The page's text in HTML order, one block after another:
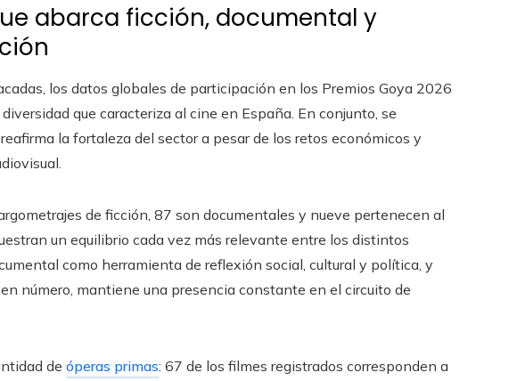
abarca ficción, documental y
los datos globales de participación en los Premios Goya 2026
que caracteriza al cine en España. En conjunto, se
la fortaleza del sector a pesar de los retos económicos y
de ficción, 87 son documentales y nueve pertenecen al
un equilibrio cada vez más relevante entre los distintos
como herramienta de reflexión social, cultural y política, y
número, mantiene una presencia constante en el circuito de
de óperas primas: 67 de los filmes registrados corresponden a